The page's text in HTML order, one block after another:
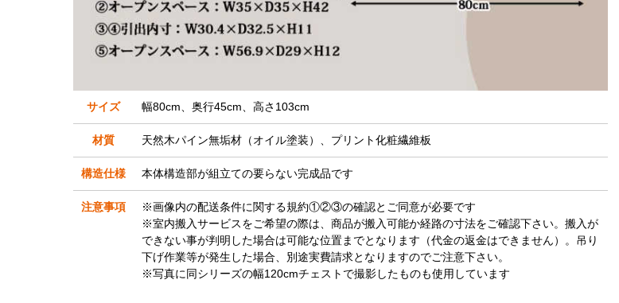
サイズ 幅80cm、奥行45cm、高さ103cm
材質 天然木パイン無垢材（オイル塗装）、プリント化粧繊維板
構造仕様 本体構造部が組立ての要らない完成品です
注意事項
※画像内の配送条件に関する規約①②③の確認とご同意が必要です
※室内搬入サービスをご希望の際は、商品が搬入可能か経路の寸法をご確認下さい。搬入が
できない事が判明した場合は可能な位置までとなります（代金の返金はできません）。吊り
下げ作業等が発生した場合、別途実費請求となりますのでご注意下さい。
※写真に同シリーズの幅120cmチェストで撮影したものも使用しています